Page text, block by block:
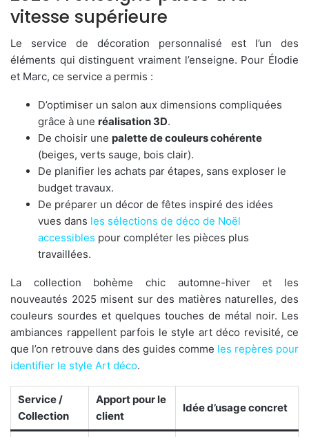
vitesse supérieure
Le service de décoration personnalisé est l’un des
éléments qui distinguent vraiment l’enseigne. Pour Élodie
et Marc, ce service a permis :
D’optimiser un salon aux dimensions compliquées
grâce à une réalisation 3D.
De choisir une palette de couleurs cohérente
(beiges, verts sauge, bois clair).
De planifier les achats par étapes, sans exploser le
budget travaux.
De préparer un décor de fêtes inspiré des idées
vues dans les sélections de déco de Noël
accessibles pour compléter les pièces plus
travaillées.
La collection bohème chic automne-hiver et les
nouveautés 2025 misent sur des matières naturelles, des
couleurs sourdes et quelques touches de métal noir. Les
ambiances rappellent parfois le style art déco revisité, ce
que l’on retrouve dans des guides comme les repères pour
identifier le style Art déco.
Service /
Collection
Apport pour le
client
Idée d’usage concret